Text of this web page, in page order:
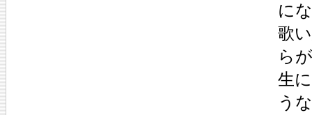
に
歌
ら
生
う